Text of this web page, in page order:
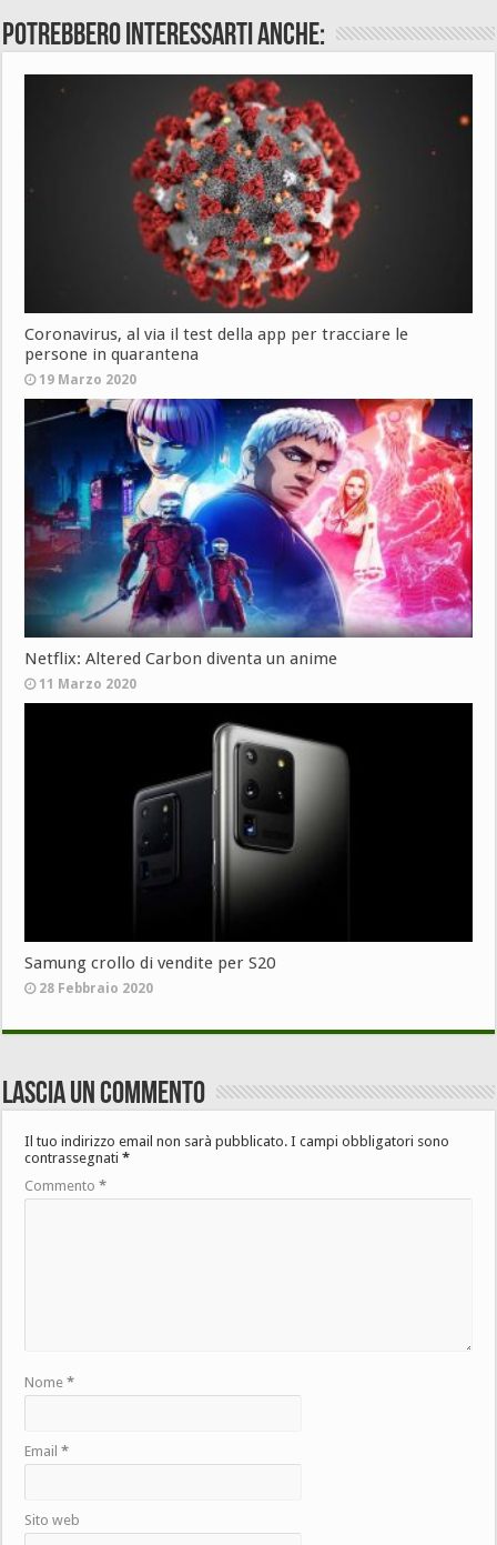
Potrebbero interessarti anche:
Coronavirus, al via il test della app per tracciare le
persone in quarantena
19 Marzo 2020
Netflix: Altered Carbon diventa un anime
11 Marzo 2020
Samung crollo di vendite per S20
28 Febbraio 2020
Lascia un commento
Il tuo indirizzo email non sarà pubblicato. I campi obbligatori sono
contrassegnati*
Commento*
Nome*
Email*
Sito web